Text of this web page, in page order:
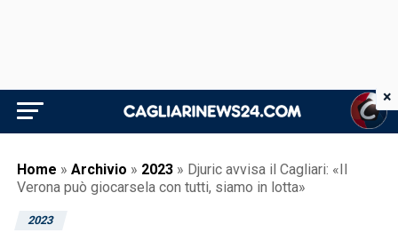
Home » Archivio » 2023 » Djuric avvisa il Cagliari: «Il
Verona può giocarsela con tutti, siamo in lotta»
2023
×